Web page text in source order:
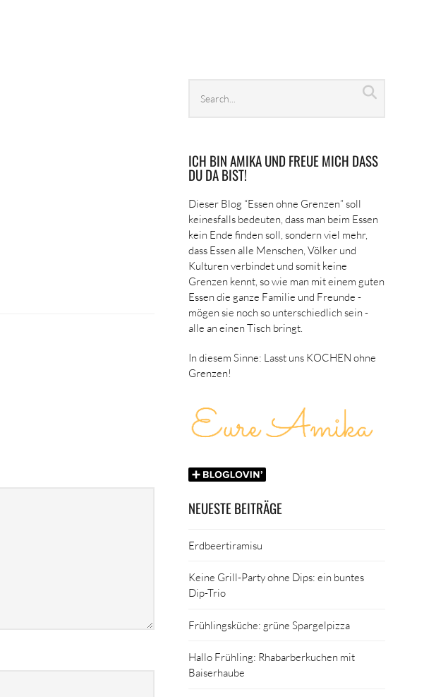
archives
ICH BIN AMIKA UND FREUE MICH DASS
DU DA BIST!
Dieser Blog “Essen ohne Grenzen” soll
keinesfalls bedeuten, dass man beim Essen
kein Ende finden soll, sondern viel mehr,
dass Essen alle Menschen, Völker und
Kulturen verbindet und somit keine
Grenzen kennt, so wie man mit einem guten
Essen die ganze Familie und Freunde -
mögen sie noch so unterschiedlich sein -
alle an einen Tisch bringt.
In diesem Sinne: Lasst uns KOCHEN ohne
Grenzen!
NEUESTE BEITRÄGE
Erdbeertiramisu
Keine Grill-Party ohne Dips: ein buntes
Dip-Trio
Frühlingsküche: grüne Spargelpizza
Hallo Frühling: Rhabarberkuchen mit
Baiserhaube